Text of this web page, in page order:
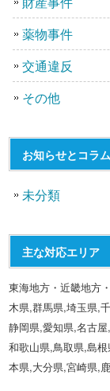
薬物事件
交通違反
その他
お知らせとコラム
未分類
主な対応エリア
東海地方・近畿地方
木県,群馬県,埼玉県,
静岡県,愛知県,名古
和歌山県,鳥取県,島
本県,大分県,宮崎県,